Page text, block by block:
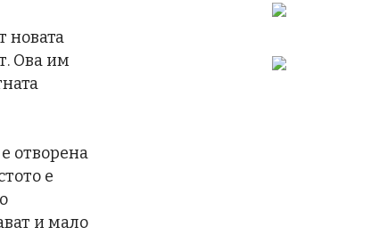
новата
Ова им
отворена
е
и мало